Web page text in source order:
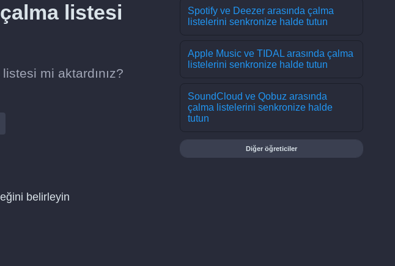
listesi
mi aktardınız?
belirleyin
Spotify ve Deezer arasında çalma
listelerini senkronize halde tutun
Apple Music ve TIDAL arasında çalma
listelerini senkronize halde tutun
SoundCloud ve Qobuz arasında
çalma listelerini senkronize halde
tutun
Diğer öğreticiler